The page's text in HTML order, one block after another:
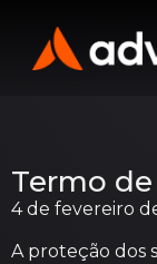
Termo
4 de fevereiro
A proteção dos